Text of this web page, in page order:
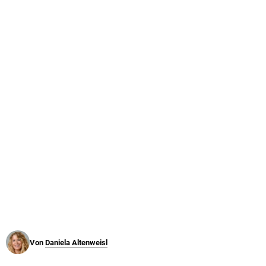
Von Daniela Altenweisl